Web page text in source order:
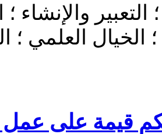
التعبير والإنشاء ؛
الخيال العلمي ؛
قيمة على عمل